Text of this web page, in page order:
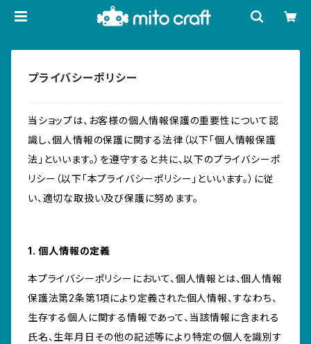
プライバシーポリシー
当ショップは、お客様の個人情報保護の重要性について認
識し、個人情報の保護に関する法律（以下「個人情報保護
法」といいます。）を遵守すると共に、以下のプライバシーポ
リシー（以下「本プライバシーポリシー」といいます。）に従
い、適切な取扱い及び保護に努めます。
1. 個人情報の定義
本プライバシーポリシーにおいて、個人情報とは、個人情報
保護法第2条第1項により定義された個人情報、すなわち、
生存する個人に関する情報であって、当該情報に含まれる
氏名、生年月日その他の記述等により特定の個人を識別す